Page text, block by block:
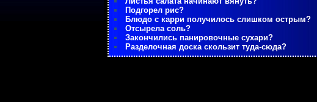
Подгорел рис?
Блюдо с карри получилось слишком острым?
Отсырела соль?
Закончились панировочные сухари?
Разделочная доска скользит туда-сюда?